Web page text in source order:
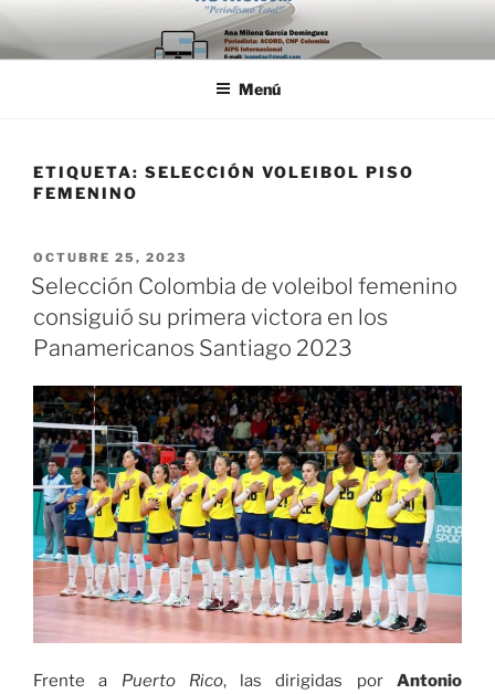
Saltar
al
contenido
Menú
ETIQUETA: SELECCIÓN VOLEIBOL PISO
FEMENINO
PUBLICADO
EL
OCTUBRE 25, 2023
Selección Colombia de voleibol femenino
consiguió su primera victora en los
Panamericanos Santiago 2023
Frente a Puerto Rico, las dirigidas porAntonio